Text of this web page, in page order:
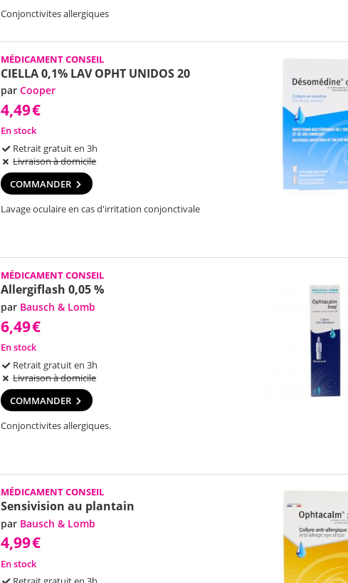
Conjonctivites allergiques
MÉDICAMENT CONSEIL
CIELLA 0,1% LAV OPHT UNIDOS 20
par Cooper
4,49€
En stock
Retrait gratuit en 3h
Livraison à domicile
COMMANDER
Lavage oculaire en cas d'irritation conjonctivale
MÉDICAMENT CONSEIL
Allergiflash 0,05 %
par Bausch & Lomb
6,49€
En stock
Retrait gratuit en 3h
Livraison à domicile
COMMANDER
Conjonctivites allergiques.
MÉDICAMENT CONSEIL
Sensivision au plantain
par Bausch & Lomb
4,99€
En stock